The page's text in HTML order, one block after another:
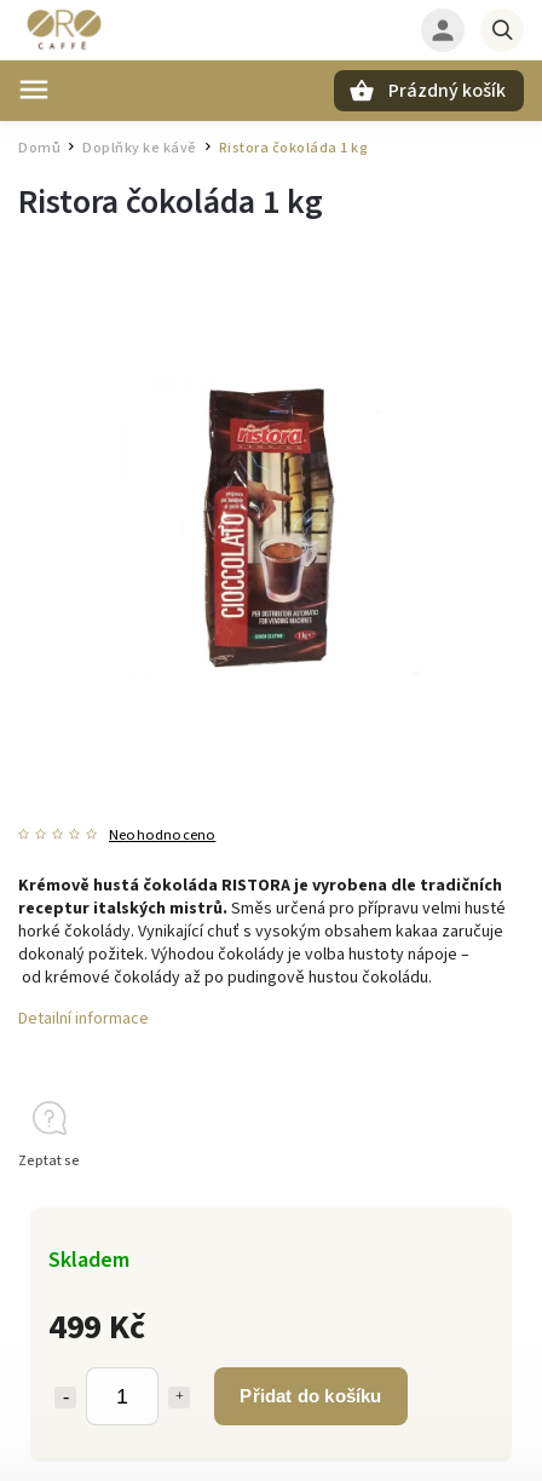
Prázdný košík
Domů / Doplňky ke kávě Ristora čokoláda 1 kg
Ristora čokoláda 1 kg
Neohodnoceno
499 Kč
Přidat do košíku
Skladem
Krémově hustá čokoláda RISTORA je vyrobena dle tradičních
receptur italských mistrů. Směs určená pro přípravu velmi husté
horké čokolády. Vynikající chuť s vysokým obsahem kakaa zaručuje
dokonalý požitek. Výhodou čokolády je volba hustoty nápoje –
od krémové čokolády až po pudingově hustou čokoládu.
Detailní informace
Zeptat se